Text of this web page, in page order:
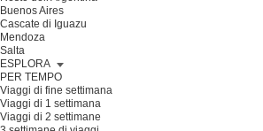
Buenos Aires
Cascate di Iguazu
Mendoza
Salta
ESPLORA
PER TEMPO
Viaggi di fine settimana
Viaggi di 1 settimana
Viaggi di 2 settimane